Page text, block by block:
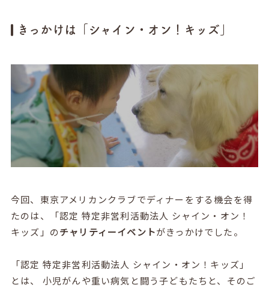
きっかけは「シャイン・オン！キッズ」
今回、東京アメリカンクラブでディナーをする機会を得
たのは、「認定 特定非営利活動法人 シャイン・オン！
キッズ」のチャリティーイベントがきっかけでした。
「認定 特定非営利活動法人 シャイン・オン！キッズ」
とは、 小児がんや重い病気と闘う子どもたちと、そのご